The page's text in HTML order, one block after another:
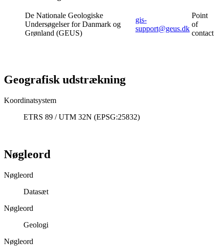
De Nationale Geologiske
Undersøgelser for Danmark og
Grønland (GEUS)
gis-
support@geus.dk
Point
of
contact
Geografisk udstrækning
Koordinatsystem
ETRS 89 / UTM 32N (EPSG:25832)
Nøgleord
Nøgleord
Datasæt
Nøgleord
Geologi
Nøgleord